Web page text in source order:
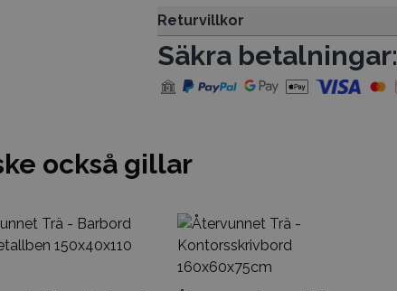
Returvillkor
Säkra betalningar:
också gillar